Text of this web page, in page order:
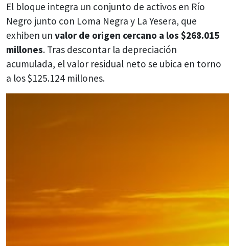
El bloque integra un conjunto de activos en Río
Negro junto con Loma Negra y La Yesera, que
exhiben un valor de origen cercano a los $268.015
millones. Tras descontar la depreciación
acumulada, el valor residual neto se ubica en torno
a los $125.124 millones.